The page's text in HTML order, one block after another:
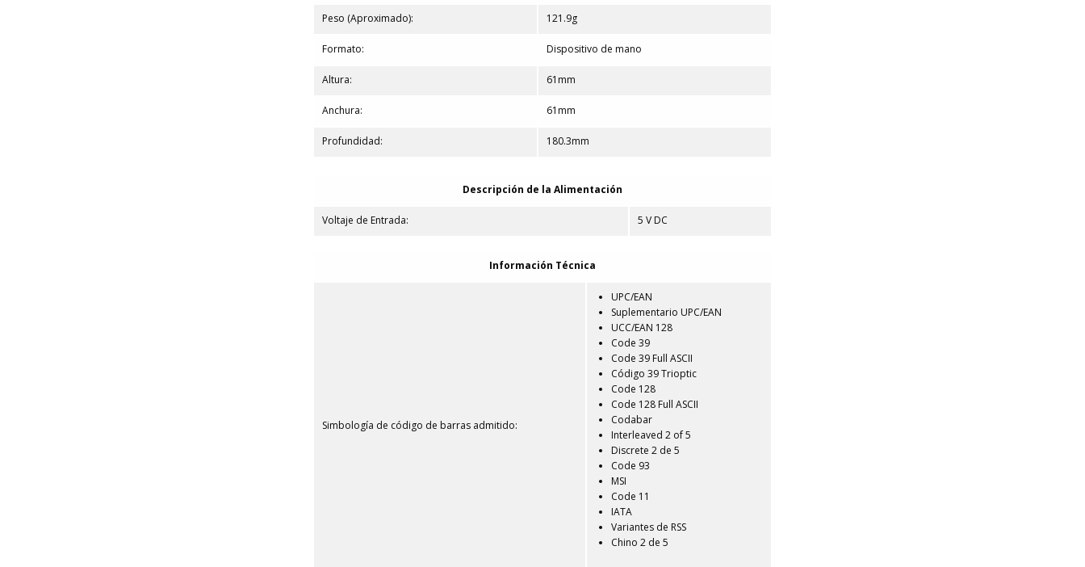
Peso (Aproximado): 121.9g
Formato: Dispositivo de mano
Altura: 61mm
Anchura: 61mm
Profundidad: 180.3mm
Descripción de la Alimentación
Voltaje de Entrada: 5 V DC
Información Técnica
Simbología de código de barras admitido:
UPC/EAN
Suplementario UPC/EAN
UCC/EAN 128
Code 39
Code 39 Full ASCII
Código 39 Trioptic
Code 128
Code 128 Full ASCII
Codabar
Interleaved 2 of 5
Discrete 2 de 5
Code 93
MSI
Code 11
IATA
Variantes de RSS
Chino 2 de 5